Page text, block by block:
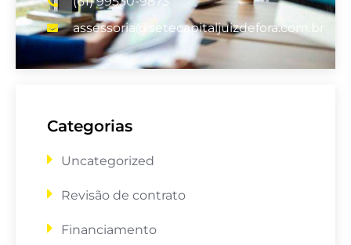
assessoria@setecapitaljuizdefora.com.br
Categorias
Uncategorized
Revisão de contrato
Financiamento